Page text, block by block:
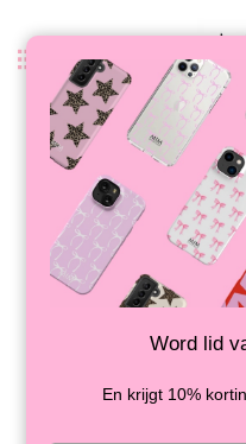
PINK PALOMA
(shockproof)
Word lid
En krijgt 10%